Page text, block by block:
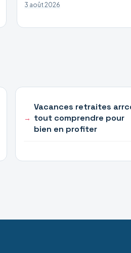
3 août 2026
Vacances retraites
tout comprendre pour
bien en profiter